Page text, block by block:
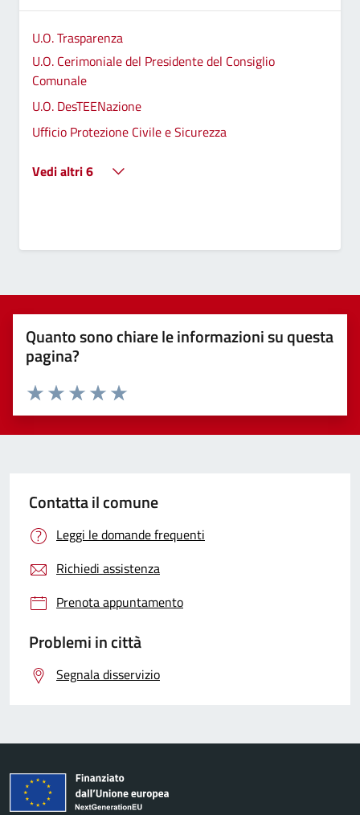
U.O. Trasparenza
U.O. Cerimoniale del Presidente del Consiglio
Comunale
U.O. DesTEENazione
Ufficio Protezione Civile e Sicurezza
Vedi altri 6
Quanto sono chiare le informazioni su questa
pagina?
Valuta 5 stelle su 5
Valuta 4 stelle su 5
Valuta 3 stelle su 5
Valuta 2 stelle su 5
Valuta 1 stelle su 5
Contatta il comune
Leggi le domande frequenti
Richiedi assistenza
Prenota appuntamento
Problemi in città
Segnala disservizio